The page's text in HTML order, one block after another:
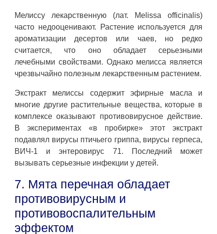
Мелиссу лекарственную (лат. Melissa officinalis)
часто недооценивают. Растение используется для
ароматизации десертов или чаев, но редко
считается, что оно обладает серьезными
лечебными свойствами. Однако мелисса является
чрезвычайно полезным лекарственным растением.
Экстракт мелиссы содержит эфирные масла и
многие другие растительные вещества, которые в
комплексе оказывают противовирусное действие.
В экспериментах «в пробирке» этот экстракт
подавлял вирусы птичьего гриппа, вирусы герпеса,
ВИЧ-1 и энтеровирус 71. Последний может
вызывать серьезные инфекции у детей.
7. Мята перечная обладает
противовирусным и
противовоспалительным
эффектом